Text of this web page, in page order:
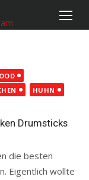
HUHN
Drumsticks
die besten
Eigentlich wollte